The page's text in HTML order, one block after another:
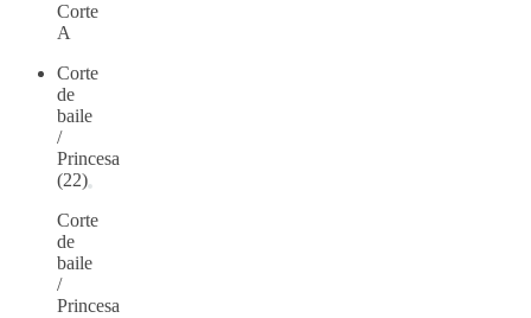
Corte
A
Corte
de
baile
/
Princesa
(22)
Corte
de
baile
/
Princesa